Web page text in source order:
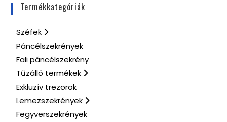
Termékkategóriák
Széfek
Páncélszekrények
Fali páncélszekrény
Tűzálló termékek
Exkluzív trezorok
Lemezszekrények
Fegyverszekrények